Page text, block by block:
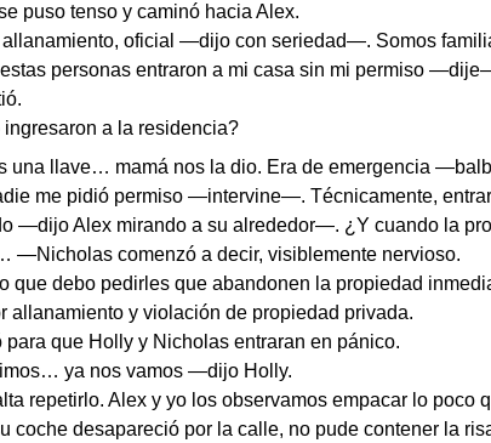
puso tenso y caminó hacia Alex.
oficial —dijo con seriedad—. Somos
personas entraron a mi casa sin mi permiso
a la residencia?
una llave… mamá nos la dio. Era de emergencia
me pidió permiso —intervine—. Técnicamente,
—dijo Alex mirando a su alrededor—. ¿Y cuando la
comenzó a decir, visiblemente nervioso.
que debo pedirles que abandonen la propiedad
allanamiento y violación de propiedad privada.
para que Holly y Nicholas entraran en pánico.
ya nos vamos —dijo Holly.
repetirlo. Alex y yo los observamos empacar lo
coche desapareció por la calle, no pude contener la